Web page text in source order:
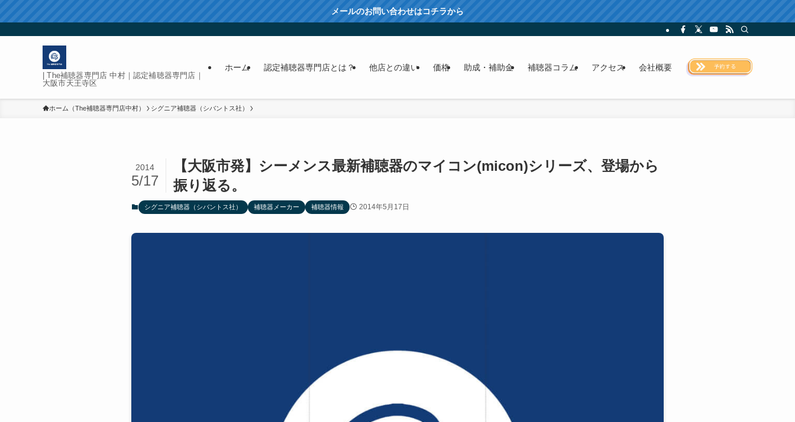
メールのお問い合わせはコチラから
| The補聴器専門店 中村｜認定補聴器専門店｜
大阪市天王寺区
ホーム 認定補聴器専門店とは？ 他店との違い 価格 助成・補助金 補聴器コラム アクセス 会社概要
ホーム（The補聴器専門店中村） シグニア補聴器（シバントス社）
【大阪市発】シーメンス最新補聴器のマイコン(micon)シリーズ、登場から
振り返る。
2014
5/17
シグニア補聴器（シバントス社） 補聴器メーカー 補聴器情報 2014年5月17日